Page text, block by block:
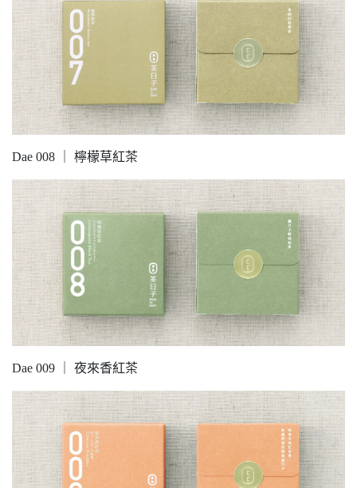
Dae 008 ｜ 檸檬草紅茶
Dae 009 ｜ 夜來香紅茶